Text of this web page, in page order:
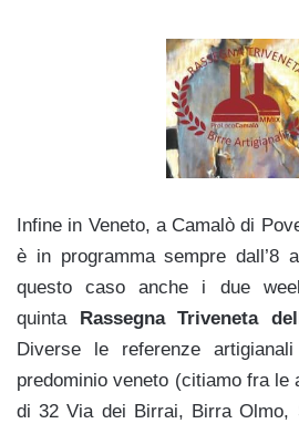
Infine in Veneto, a Camalò di
è in programma sempre dall’8
questo caso anche i due
quinta
Rassegna Triveneta
Diverse le referenze
predominio veneto (citiamo fra le
di 32 Via dei Birrai, Birra Olmo,